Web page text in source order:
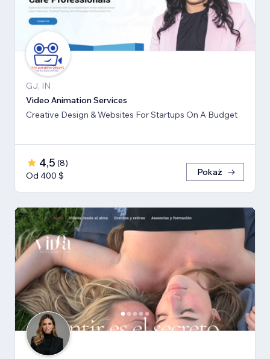
GJ, IN
Video Animation Services
Creative Design & Websites For Startups On A Budget
4,5 (8)
Od 400 $
Pokaż